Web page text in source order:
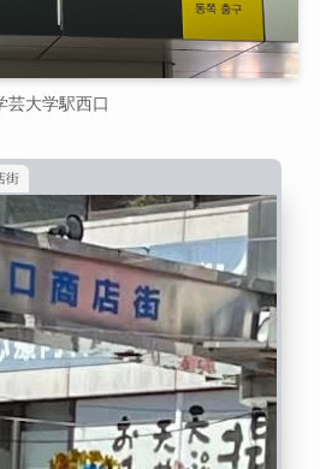
芸大学駅西口
街